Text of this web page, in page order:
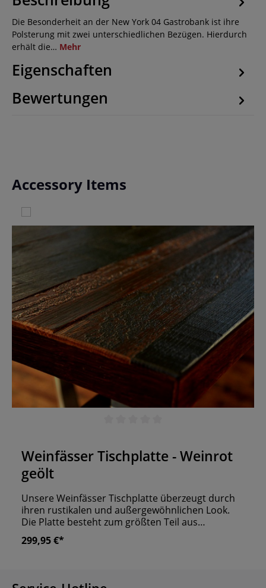
Die Besonderheit an der New York 04 Gastrobank ist ihre
Polsterung mit zwei unterschiedlichen Bezügen. Hierdurch
erhält die… Mehr
Eigenschaften
Bewertungen
Produktgalerie überspringen
Accessory Items
Weinfässer Tischplatte - Weinrot
geölt
Unsere Weinfässer Tischplatte überzeugt durch
ihren rustikalen und außergewöhnlichen Look.
Die Platte besteht zum größten Teil aus
Massivholz, welches von unten mit einer Eiche
Deckschicht versehen wurde. Die Oberfläche
ist jede Tischplatte ein Unikat. Für den direkten
299,95 €*